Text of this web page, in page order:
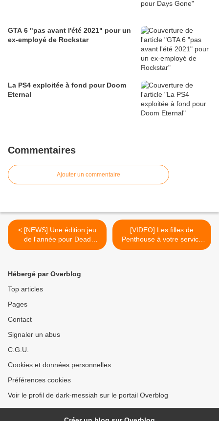
GTA 6 "pas avant l'été 2021" pour un
ex-employé de Rockstar
La PS4 exploitée à fond pour Doom
Eternal
Commentaires
Ajouter un commentaire
< [NEWS] Une édition jeu
de l'année pour Dead
Island
[VIDEO] Les filles de
Penthouse à votre service
dans Saints Row: The Third
Hébergé par Overblog
Top articles
Pages
Contact
Signaler un abus
C.G.U.
Cookies et données personnelles
Préférences cookies
Voir le profil de dark-messiah sur le portail Overblog